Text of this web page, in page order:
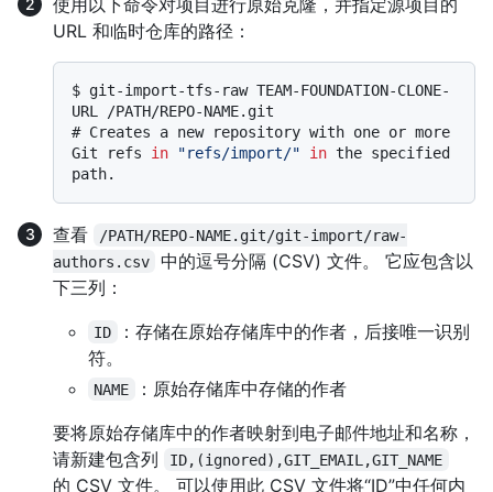
URL 和临时仓库的路径：
$ git-import-tfs-raw TEAM-FOUNDATION-CLONE-
URL /PATH/REPO-NAME.git
# Creates a new repository with one or more
Git refs in "refs/import/" in the specified
path.
查看
/PATH/REPO-NAME.git/git-import/raw-
authors.csv
中的逗号分隔 (CSV) 文件。 它应包含以
下三列：
ID
：存储在原始存储库中的作者，后接唯一识别
符。
NAME
：原始存储库中存储的作者
要将原始存储库中的作者映射到电子邮件地址和名称，
请新建包含列
ID,(ignored),GIT_EMAIL,GIT_NAME
的 CSV 文件。 可以使用此 CSV 文件将“ID”中任何内